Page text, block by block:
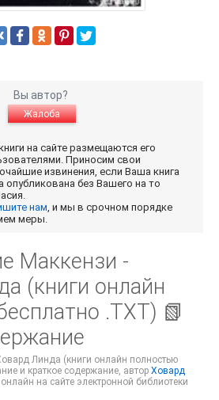
Вы автор?
Жалоба
на сайте размещаются его
Приносим свои
извинения, если Ваша книга
опубликована без Вашего на то
нам, и мы в срочном порядке
меры.
Маккензи -
(книги онлайн
.TXT) 📗
Линда (книги онлайн полностью
и краткое содержание, автор Ховард
на сайте электронной библиотеки